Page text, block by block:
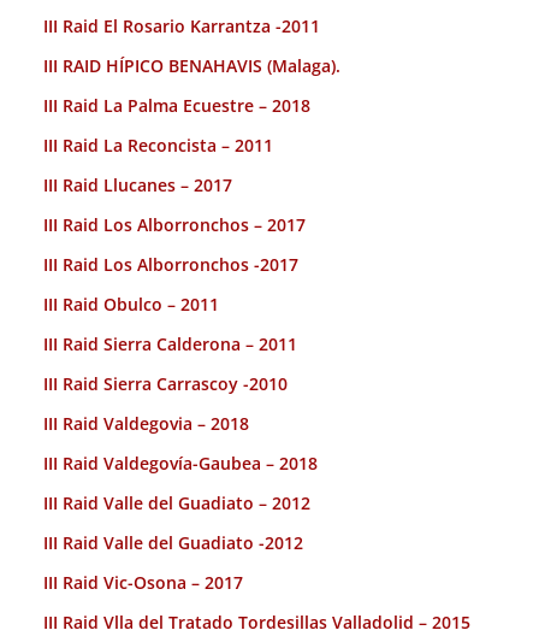
III Raid El Rosario Karrantza -2011
III RAID HÍPICO BENAHAVIS (Malaga).
III Raid La Palma Ecuestre – 2018
III Raid La Reconcista – 2011
III Raid Llucanes – 2017
III Raid Los Alborronchos – 2017
III Raid Los Alborronchos -2017
III Raid Obulco – 2011
III Raid Sierra Calderona – 2011
III Raid Sierra Carrascoy -2010
III Raid Valdegovia – 2018
III Raid Valdegovía-Gaubea – 2018
III Raid Valle del Guadiato – 2012
III Raid Valle del Guadiato -2012
III Raid Vic-Osona – 2017
III Raid Vlla del Tratado Tordesillas Valladolid – 2015